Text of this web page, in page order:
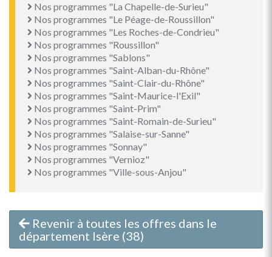
Nos programmes "La Chapelle-de-Surieu"
Nos programmes "Le Péage-de-Roussillon"
Nos programmes "Les Roches-de-Condrieu"
Nos programmes "Roussillon"
Nos programmes "Sablons"
Nos programmes "Saint-Alban-du-Rhône"
Nos programmes "Saint-Clair-du-Rhône"
Nos programmes "Saint-Maurice-l'Exil"
Nos programmes "Saint-Prim"
Nos programmes "Saint-Romain-de-Surieu"
Nos programmes "Salaise-sur-Sanne"
Nos programmes "Sonnay"
Nos programmes "Vernioz"
Nos programmes "Ville-sous-Anjou"
Revenir à toutes les offres dans le
département Isère (38)